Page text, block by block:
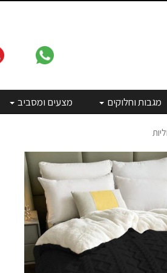
מגבות וחלוקים מצעים ומסביב